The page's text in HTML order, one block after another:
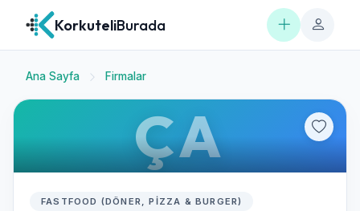
KorkuteliBurada
Ana Sayfa Firmalar
ÇA
FASTFOOD (DÖNER, PIZZA & BURGER)